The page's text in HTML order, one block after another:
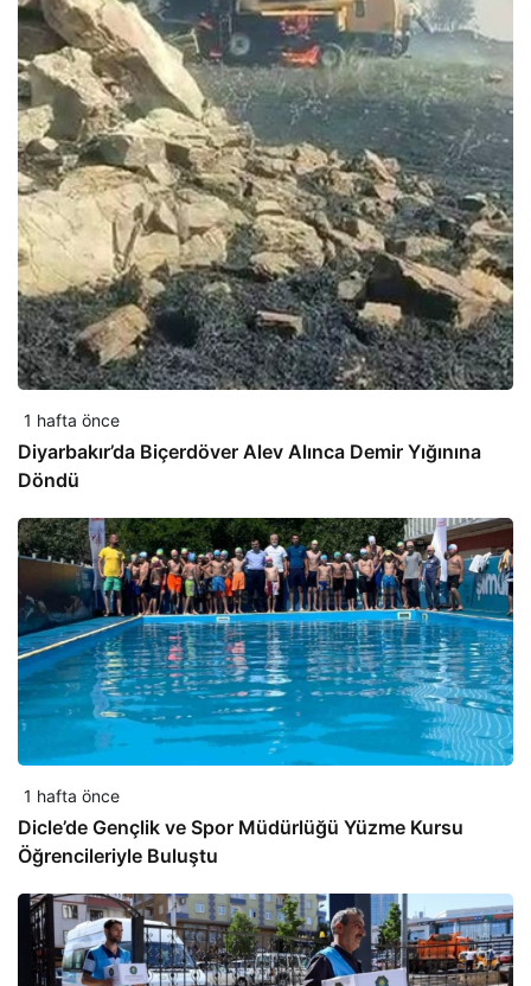
1 hafta önce
Diyarbakır’da Biçerdöver Alev Alınca Demir Yığınına
Döndü
1 hafta önce
Dicle’de Gençlik ve Spor Müdürlüğü Yüzme Kursu
Öğrencileriyle Buluştu